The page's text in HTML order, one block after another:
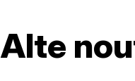
Alte